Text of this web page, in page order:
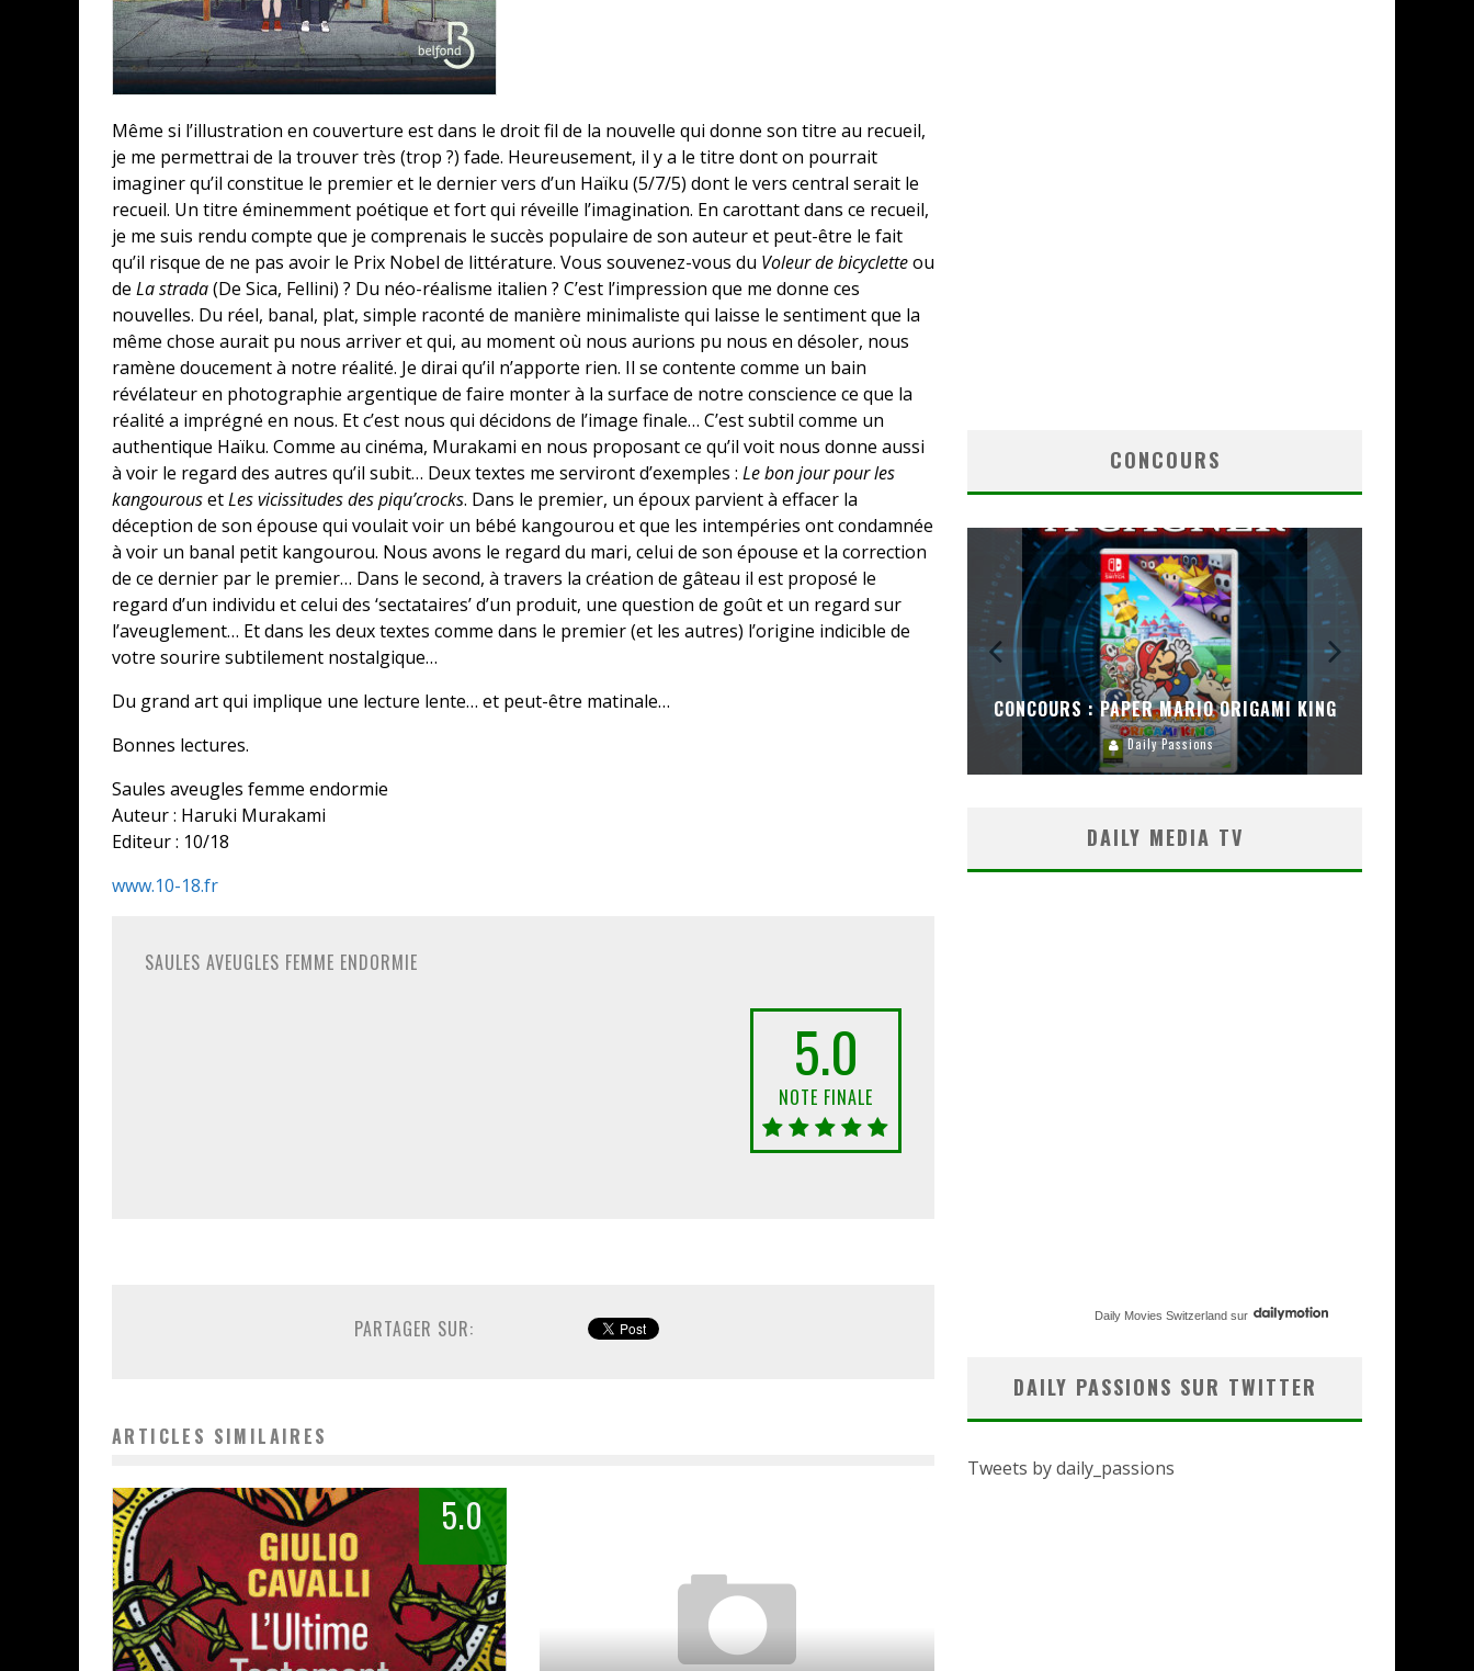
Même si l’illustration en couverture est dans le droit fil de la nouvelle qui donne son titre au recueil,
je me permettrai de la trouver très (trop ?) fade. Heureusement, il y a le titre dont on pourrait
imaginer qu’il constitue le premier et le dernier vers d’un Haïku (5/7/5) dont le vers central serait le
recueil. Un titre éminemment poétique et fort qui réveille l’imagination. En carottant dans ce recueil,
je me suis rendu compte que je comprenais le succès populaire de son auteur et peut-être le fait
qu’il risque de ne pas avoir le Prix Nobel de littérature. Vous souvenez-vous du Voleur de bicycletteou
de La strada(De Sica, Fellini) ? Du néo-réalisme italien ? C’est l’impression que me donne ces
nouvelles. Du réel, banal, plat, simple raconté de manière minimaliste qui laisse le sentiment que la
même chose aurait pu nous arriver et qui, au moment où nous aurions pu nous en désoler, nous
ramène doucement à notre réalité. Je dirai qu’il n’apporte rien. Il se contente comme un bain
révélateur en photographie argentique de faire monter à la surface de notre conscience ce que la
réalité a imprégné en nous. Et c’est nous qui décidons de l’image finale… C’est subtil comme un
authentique Haïku. Comme au cinéma, Murakami en nous proposant ce qu’il voit nous donne aussi
à voir le regard des autres qu’il subit… Deux textes me serviront d’exemples : Le bon jour pour les
kangourousetLes vicissitudes des piqu’crocks. Dans le premier, un époux parvient à effacer la
déception de son épouse qui voulait voir un bébé kangourou et que les intempéries ont condamnée
à voir un banal petit kangourou. Nous avons le regard du mari, celui de son épouse et la correction
de ce dernier par le premier… Dans le second, à travers la création de gâteau il est proposé le
regard d’un individu et celui des ‘sectataires’ d’un produit, une question de goût et un regard sur
l’aveuglement… Et dans les deux textes comme dans le premier (et les autres) l’origine indicible de
votre sourire subtilement nostalgique…
Du grand art qui implique une lecture lente… et peut-être matinale…
Bonnes lectures.
Saules aveugles femme endormie
Auteur : Haruki Murakami
Editeur : 10/18
www.10-18.fr
SAULES AVEUGLES FEMME ENDORMIE
5.0
NOTE FINALE
PARTAGER SUR:
ARTICLES SIMILAIRES
5.0
CONCOURS
CONCOURS : CALENDRIER DE L’AVENT – UNE
CONCOURS : PAPER MARIO ORIGAMI KING
Daily Passions
DAILY MEDIA TV
Daily Movies Switzerland sur
DAILY PASSIONS SUR TWITTER
Tweets by daily_passions